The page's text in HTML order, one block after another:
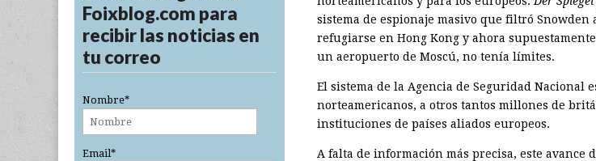
sistema de espionaje masivo que filtró Snowden
refugiarse en Hong Kong y ahora
un aeropuerto de Moscú, no tenía límites.
El sistema de la Agencia de Seguridad Nacional
norteamericanos, a otros tantos millones de
instituciones de países aliados europeos.
A falta de información más precisa, este avance
Foixblog.com para
recibir las noticias en
tu correo
Nombre*
Email*